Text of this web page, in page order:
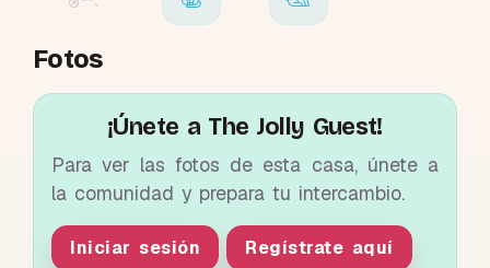
Fotos
¡Únete a The Jolly Guest!
Para ver las fotos de esta casa, únete a
la comunidad y prepara tu intercambio.
Iniciar sesión Regístrate aquí